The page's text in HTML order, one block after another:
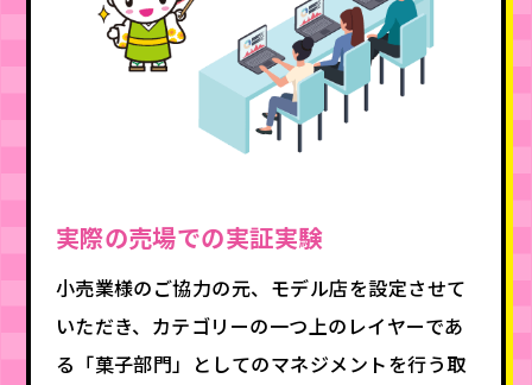
実際の売場での実証実験
小売業様のご協力の元、モデル店を設定させて
いただき、カテゴリーの一つ上のレイヤーであ
る「菓子部門」としてのマネジメントを行う取